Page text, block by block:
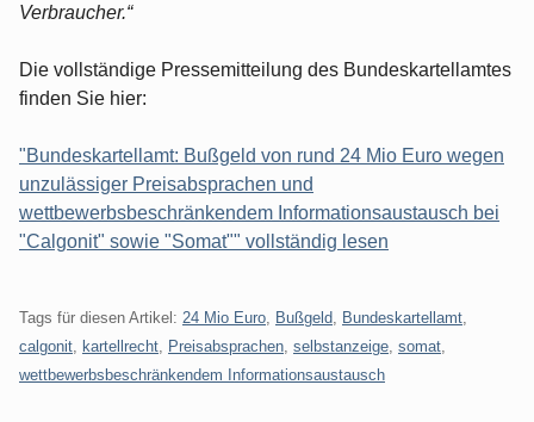
Verbraucher.“
Die vollständige Pressemitteilung des Bundeskartellamtes
finden Sie hier:
"Bundeskartellamt: Bußgeld von rund 24 Mio Euro wegen
unzulässiger Preisabsprachen und
wettbewerbsbeschränkendem Informationsaustausch bei
"Calgonit" sowie "Somat"" vollständig lesen
Tags für diesen Artikel: 24 Mio Euro Bußgeld Bundeskartellamt
calgonit
kartellrecht Preisabsprachen selbstanzeige somat
wettbewerbsbeschränkendem Informationsaustausch